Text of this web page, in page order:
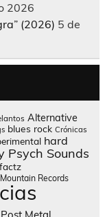
2026
(2026) 5 de
Alternative
blues rock Crónicas
hard
Psych Sounds
Records